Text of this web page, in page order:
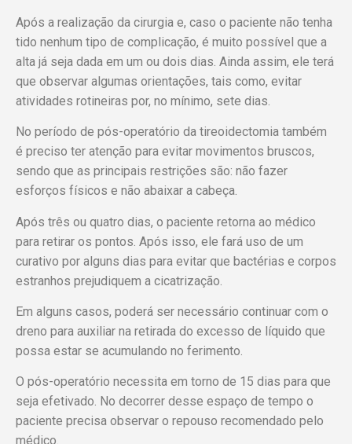
Após a realização da cirurgia e, caso o paciente não tenha
tido nenhum tipo de complicação, é muito possível que a
alta já seja dada em um ou dois dias. Ainda assim, ele terá
que observar algumas orientações, tais como, evitar
atividades rotineiras por, no mínimo, sete dias.
No período de pós-operatório da tireoidectomia também
é preciso ter atenção para evitar movimentos bruscos,
sendo que as principais restrições são: não fazer
esforços físicos e não abaixar a cabeça.
Após três ou quatro dias, o paciente retorna ao médico
para retirar os pontos. Após isso, ele fará uso de um
curativo por alguns dias para evitar que bactérias e corpos
estranhos prejudiquem a cicatrização.
Em alguns casos, poderá ser necessário continuar com o
dreno para auxiliar na retirada do excesso de líquido que
possa estar se acumulando no ferimento.
O pós-operatório necessita em torno de 15 dias para que
seja efetivado. No decorrer desse espaço de tempo o
paciente precisa observar o repouso recomendado pelo
médico.